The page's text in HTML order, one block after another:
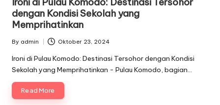
dengan Kondisi Sekolah yang
Memprihatinkan
Posted
by
By admin Oktober 23, 2024
Ironi di Pulau Komodo: Destinasi Tersohor dengan Kondisi
Sekolah yang Memprihatinkan - Pulau Komodo, bagian…
Read More